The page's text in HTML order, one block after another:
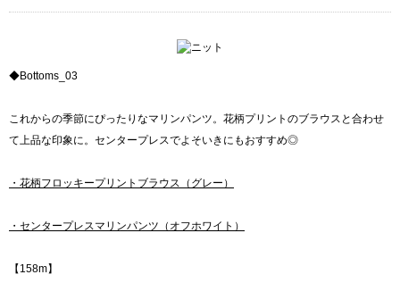
◆Bottoms_03
これからの季節にぴったりなマリンパンツ。花柄プリントのブラウスと合わせ
て上品な印象に。センタープレスでよそいきにもおすすめ◎
・花柄フロッキープリントブラウス（グレー）
・センタープレスマリンパンツ（オフホワイト）
【158m】